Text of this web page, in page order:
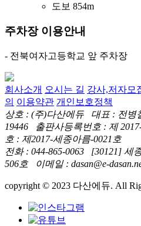
도보 854m
주차장 이용안내
- 전북여자고등학교 앞 주차장
회사소개 오시는 길 강사,저자모
의 이용약관 개인보호정책
상호 : (주)다산에듀 대표 : 전병
19446 출판사등록번호 : 제
호 : 제2017-세종아름-0021호
전화 : 044-865-0063 [30121] 세
506호 이메일 : dasan@e-
copyright © 2023 다산에듀. All